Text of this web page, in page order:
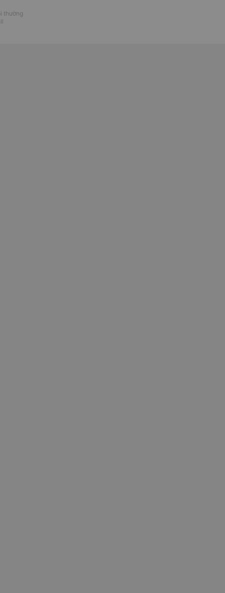
Máy bay, Tàu hoả và Thuê xe
tiện với hơn 3000+ nhà xe chất lượng
tất cả hãng bay và hãng tàu cùng dịch
các tỉnh thành tại Việt Nam.
minh bạch cùng vô vàn tiện ích giúp
án di chuyển tiết kiệm, nhanh
thường